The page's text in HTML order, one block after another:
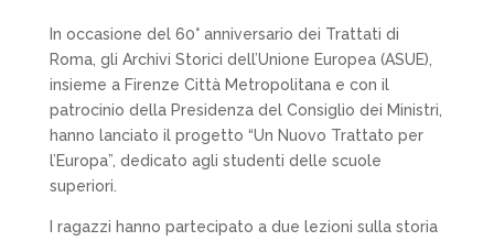
In occasione del 60° anniversario dei Trattati di
Roma, gli Archivi Storici dell’Unione Europea (ASUE),
insieme a Firenze Città Metropolitana e con il
patrocinio della Presidenza del Consiglio dei Ministri,
hanno lanciato il progetto “Un Nuovo Trattato per
l’Europa”, dedicato agli studenti delle scuole
superiori.
I ragazzi hanno partecipato a due lezioni sulla storia